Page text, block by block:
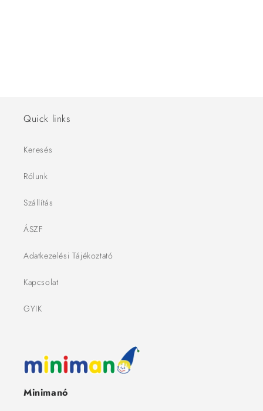
Quick links
Keresés
Rólunk
Szállítás
ÁSZF
Adatkezelési Tájékoztató
Kapcsolat
GYIK
Minimanó